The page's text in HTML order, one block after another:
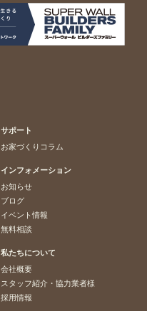
サポート
お家づくりコラム
インフォメーション
お知らせ
ブログ
イベント情報
無料相談
私たちについて
会社概要
スタッフ紹介・協力業者様
採用情報